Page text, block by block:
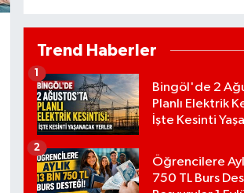
Trend Haberler
Bingöl'de 2
Planlı Elektrik
İşte Kesinti
1
Öğrencilere
750 TL Burs
2